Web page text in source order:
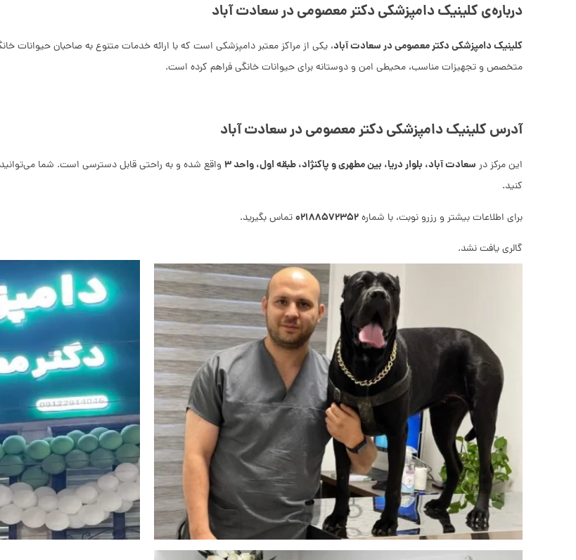
درباره‌ی کلینیک دامپزشکی دکتر معصومی در سعادت آباد
کلینیک دامپزشکی دکتر معصومی در سعادت آباد، یکی از مراکز معتبر دامپزشکی است که با ارائه خدمات متنوع به صاحبان
متخصص و تجهیزات مناسب، محیطی امن و دوستانه برای حیوانات خانگی فراهم کرده است.
آدرس کلینیک دامپزشکی دکتر معصومی در سعادت آباد
این مرکز در سعادت آباد، بلوار دریا، بین مطهری و پاکنژاد، طبقه اول، واحد ۳
واقع شده و به راحتی قابل دسترسی است. شما می‌توانید
کنید.
برای اطلاعات بیشتر و رزرو نوبت، با شماره۰۲۱۸۸۵۷۲۳۵۲تماس بگیرید.
گالری یافت نشد.